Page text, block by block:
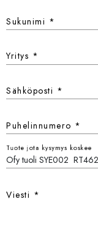
Sukunimi *
Yritys *
Sähköposti *
Puhelinnumero *
Tuote jota kysymys koskee
Viesti *